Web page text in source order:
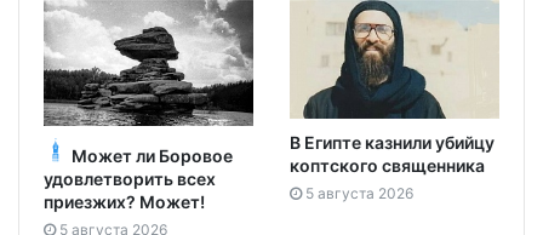
Может ли Боровое
удовлетворить всех
приезжих? Может!
5 августа 2026
В Египте казнили убийцу
коптского священника
5 августа 2026